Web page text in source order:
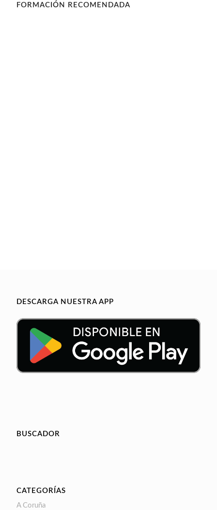
FORMACIÓN RECOMENDADA
DESCARGA NUESTRA APP
BUSCADOR
CATEGORÍAS
A Coruña